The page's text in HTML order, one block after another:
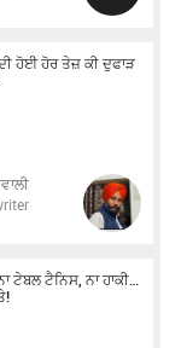
ਹੋਈ ਹੋਰ ਤੇਜ਼ ਕੀ ਦੁਫਾੜ
ਟੇਬਲ ਟੈਨਿਸ, ਨਾ ਹਾਕੀ…